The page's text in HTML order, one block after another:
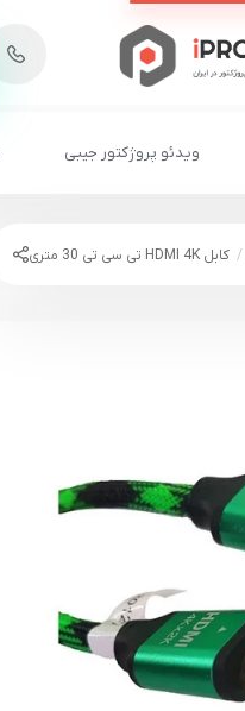
8
ویدئو پروژکتور جیبی
کابل HDMI 4K تی سی تی 30 متری